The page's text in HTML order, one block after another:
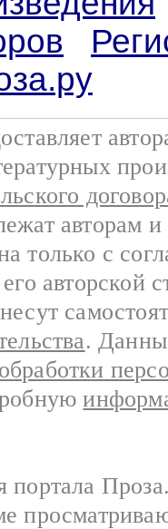
авторам
только с
авторской
.
портала